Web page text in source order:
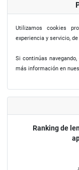
Utilizamos cookies
experiencia y servicio,
Si continúas
más información en
Ranking de